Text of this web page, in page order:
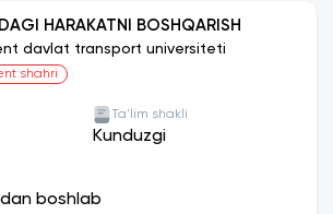
HARAKATNI BOSHQARISH
davlat transport universiteti
shahri
Ta'lim shakli
Kunduzgi
boshlab